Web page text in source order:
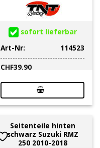
sofort lieferbar
Art-Nr:
114523
CHF39.90
Seitenteile hinten
schwarz Suzuki RMZ
250 2010-2018